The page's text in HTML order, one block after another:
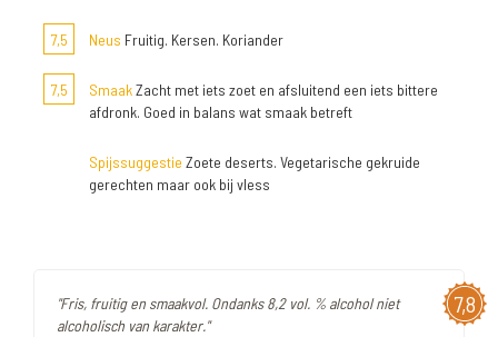
7,5 Neus Fruitig. Kersen. Koriander
7,5 SmaakZacht met iets zoet en afsluitend een iets bittere
afdronk. Goed in balans wat smaak betreft
Spijssuggestie Zoete deserts. Vegetarische gekruide
gerechten maar ook bij vless
7,8
"Fris, fruitig en smaakvol. Ondanks 8,2 vol. % alcohol niet
alcoholisch van karakter."